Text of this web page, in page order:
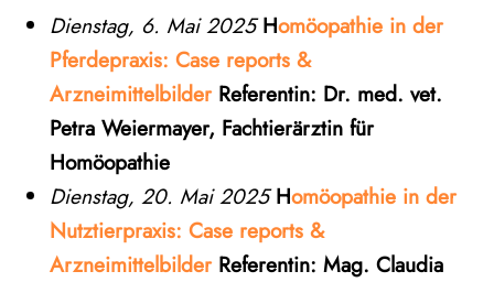
Dienstag, 6. Mai 2025Homöopathie in der
Pferdepraxis: Case reports &
Arzneimittelbilder Referentin: Dr. med. vet.
Petra Weiermayer, Fachtierärztin für
Homöopathie
Dienstag, 20. Mai 2025Homöopathie in der
Nutztierpraxis: Case reports &
Arzneimittelbilder Referentin: Mag. Claudia